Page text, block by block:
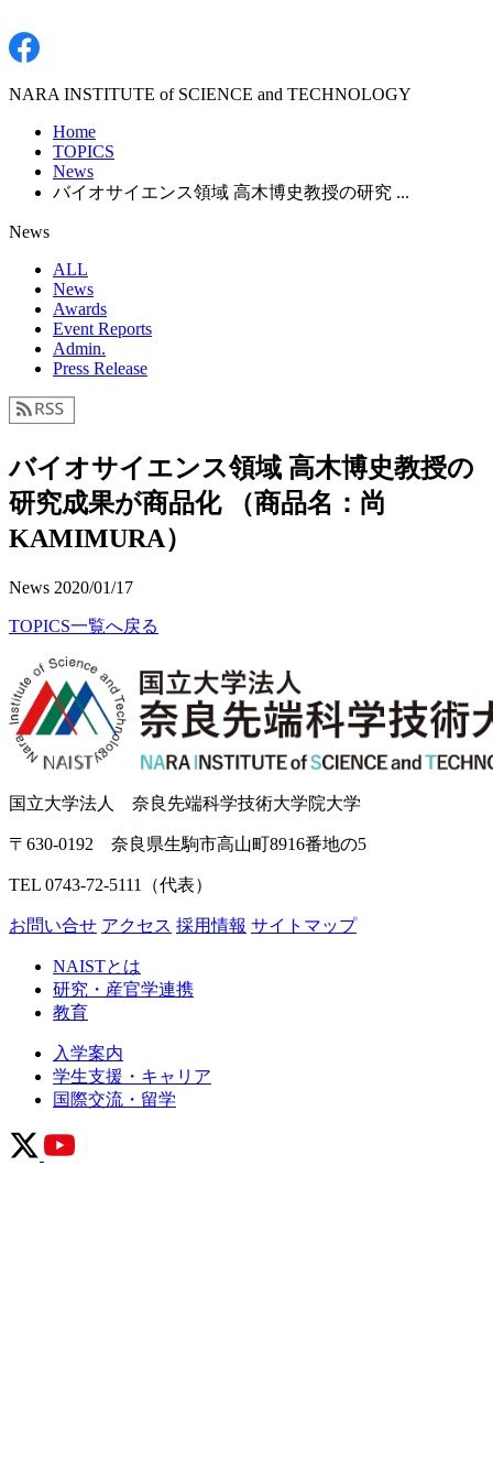
NARA INSTITUTE of SCIENCE and TECHNOLOGY
Home
TOPICS
News
バイオサイエンス領域 高木博史教授の研究 ...
News
ALL
News
Awards
Event Reports
Admin.
Press Release
バイオサイエンス領域 高木博史教授の
研究成果が商品化 （商品名：尚
KAMIMURA）
News 2020/01/17
TOPICS一覧へ戻る
国立大学法人 奈良先端科学技術大学院大学
〒630-0192 奈良県生駒市高山町8916番地の5
TEL 0743-72-5111（代表）
お問い合せ アクセス 採用情報 サイトマップ
NAISTとは
研究・産官学連携
教育
入学案内
学生支援・キャリア
国際交流・留学